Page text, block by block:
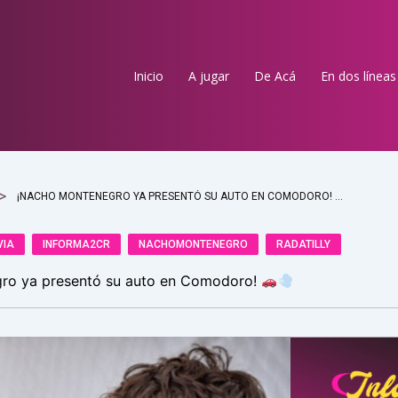
Inicio A jugar De Acá En dos líneas
INFORMA2CR NACHOMONTENEGRO RADATILLY
ya presentó su auto en Comodoro!